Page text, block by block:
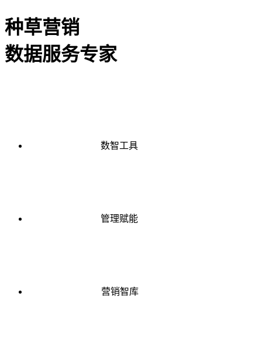
种草营销
数据服务专家
数智工具
管理赋能
营销智库